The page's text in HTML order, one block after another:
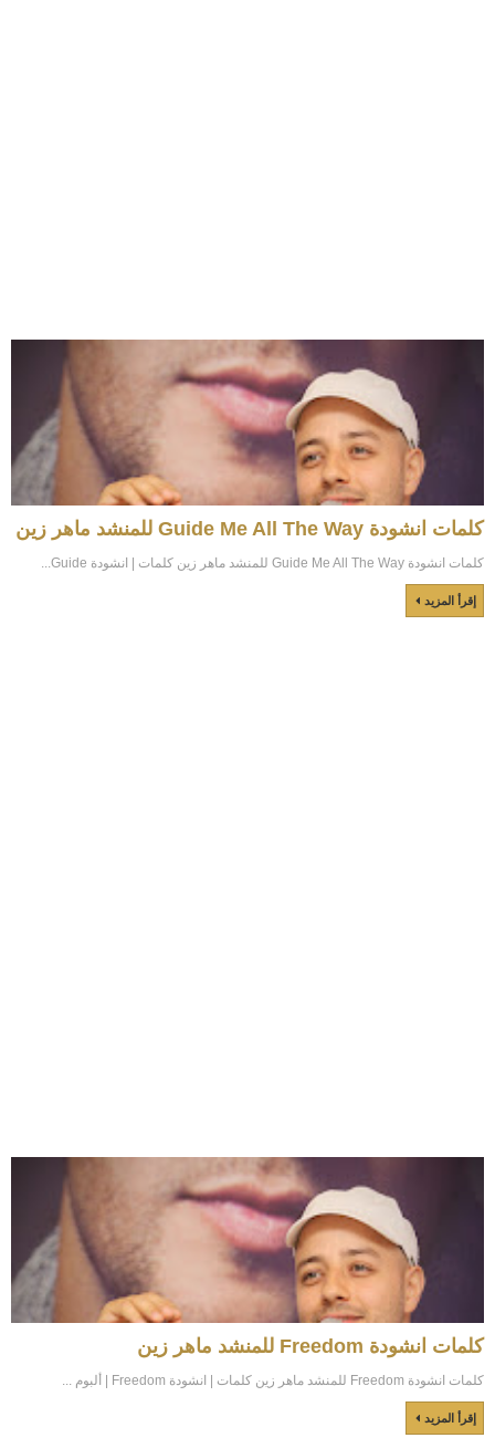
كلمات انشودة Guide Me All The Way للمنشد ماهر زين
كلمات انشودة Guide Me All The Way للمنشد ماهر زين كلمات | انشودة Guide...
إقرأ المزيد
كلمات انشودة Freedom للمنشد ماهر زين
كلمات انشودة Freedom للمنشد ماهر زين كلمات | انشودة Freedom | ألبوم ...
إقرأ المزيد